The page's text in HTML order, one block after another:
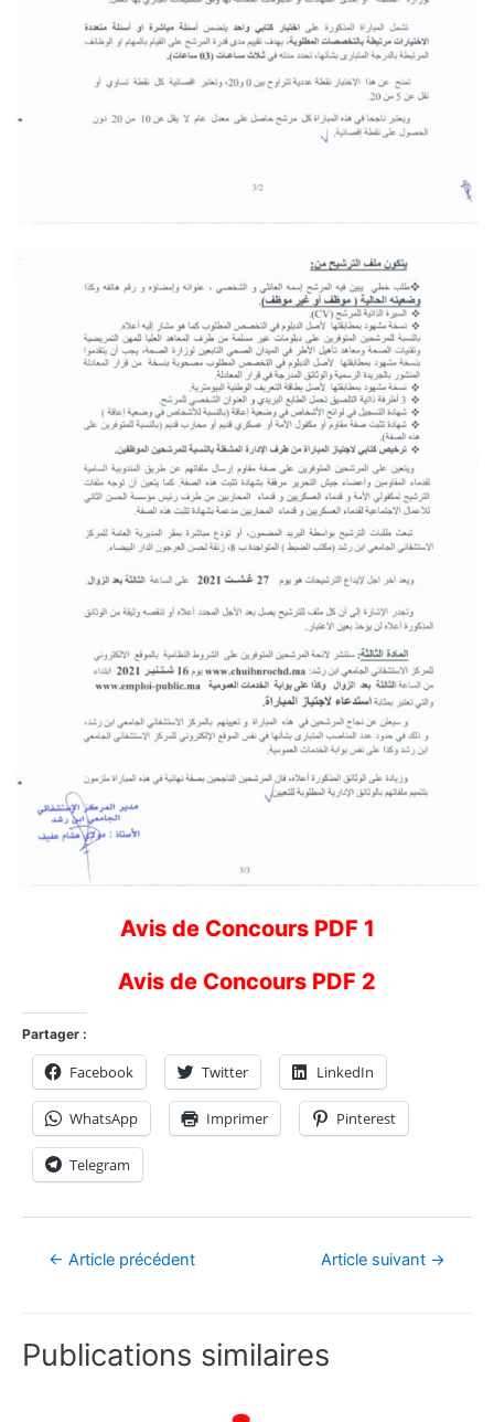
Avis de Concours PDF 1
Avis de Concours PDF 2
Partager :
Facebook Twitter LinkedIn
WhatsApp Imprimer Pinterest
Telegram
← Article précédent Article suivant →
Publications similaires